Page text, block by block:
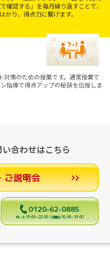
確認する」を毎月繰り返すことで、
かり、得点力に繋げます。
対策のための授業です。通常授業で
指導で得点アップの秘訣を伝授しま
合わせはこちら
ご説明会
0120-62-0885
月～土 10:00～22:00 / 日曜日 10:00～19:00